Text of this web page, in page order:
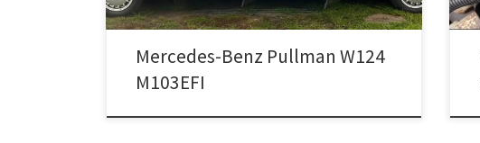
Mercedes-Benz Pullman W124
M103EFI